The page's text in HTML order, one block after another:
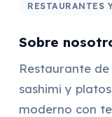
RESTAURANTES
Sobre
Restaurante de
sashimi y
moderno con